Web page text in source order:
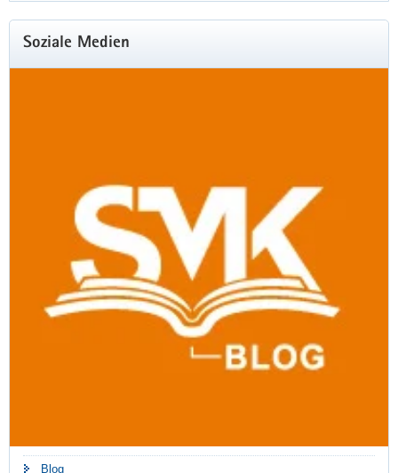
Soziale Medien
Blog